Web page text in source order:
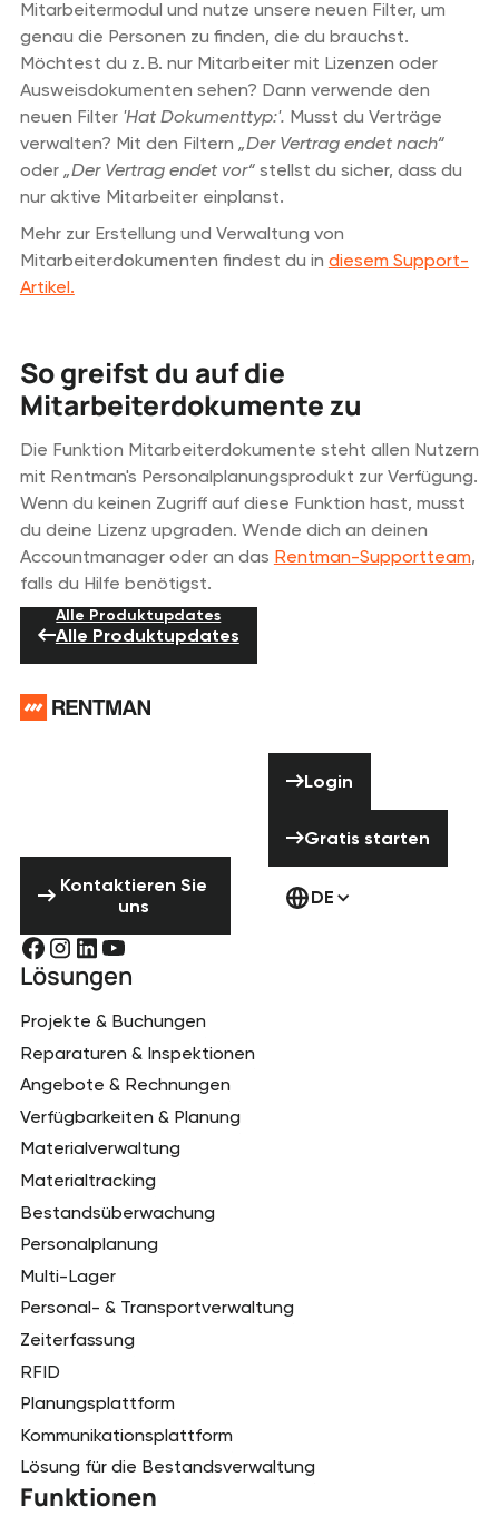
Mitarbeitermodul und nutze unsere neuen Filter, um
genau die Personen zu finden, die du brauchst.
Möchtest du z. B. nur Mitarbeiter mit Lizenzen oder
Ausweisdokumenten sehen? Dann verwende den
neuen Filter 'Hat Dokumenttyp:'. Musst du Verträge
verwalten? Mit den Filtern „Der Vertrag endet nach“
oder„Der Vertrag endet vor“stellst du sicher, dass du
nur aktive Mitarbeiter einplanst.
Mehr zur Erstellung und Verwaltung von
Mitarbeiterdokumenten findest du in diesem Support-
Artikel.
So greifst du auf die
Mitarbeiterdokumente zu
Die Funktion Mitarbeiterdokumente steht allen Nutzern
mit Rentman's Personalplanungsprodukt zur Verfügung.
Wenn du keinen Zugriff auf diese Funktion hast, musst
du deine Lizenz upgraden. Wende dich an deinen
Accountmanager oder an das Rentman-Supportteam,
falls du Hilfe benötigst.
Alle Produktupdates
Alle Produktupdates
Kontaktieren Sie uns
Kontaktieren Sie
uns
Login
Gratis starten
DE
Lösungen
Projekte & Buchungen
Reparaturen & Inspektionen
Angebote & Rechnungen
Verfügbarkeiten & Planung
Materialverwaltung
Materialtracking
Bestandsüberwachung
Personalplanung
Multi-Lager
Personal- & Transportverwaltung
Zeiterfassung
RFID
Planungsplattform
Kommunikationsplattform
Lösung für die Bestandsverwaltung
Funktionen